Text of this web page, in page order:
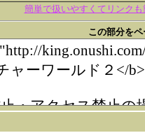
簡単で扱いやすくてリンク
この部分を